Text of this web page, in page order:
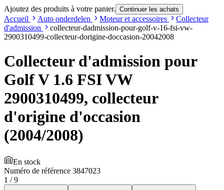
Ajoutez des produits à votre panier. Continuer les achats
Accueil Auto onderdelen Moteur et accessoires
Collecteur
d'admission
collecteur-dadmission-pour-golf-v-16-fsi-vw-
2900310499-collecteur-dorigine-doccasion-20042008
Collecteur d'admission pour
Golf V 1.6 FSI VW
2900310499, collecteur
d'origine d'occasion
(2004/2008)
En stock
Numéro de référence 3847023
1 /9